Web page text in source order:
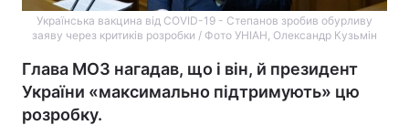
Українська вакцина від COVID-19 - Степанов зробив обурливу
заяву через критиків розробки / Фото УНІАН, Олександр Кузьмін
Глава МОЗ нагадав, що і він, й президент
України «максимально підтримують» цю
розробку.